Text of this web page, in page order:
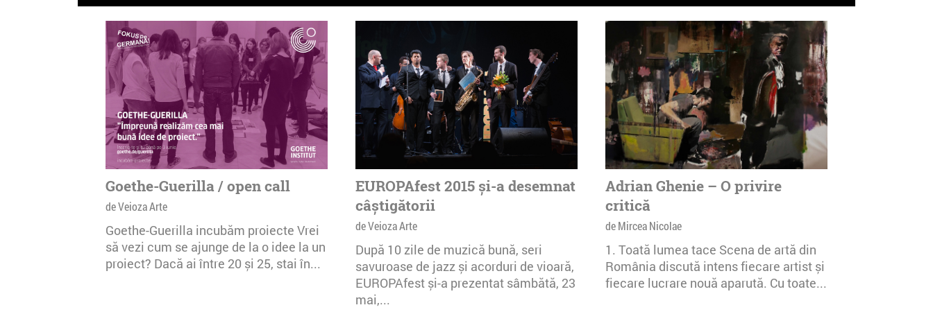
Goethe-Guerilla / open call
de Veioza Arte
Goethe-Guerilla incubăm proiecte Vrei
să vezi cum se ajunge de la o idee la un
proiect? Dacă ai între 20 și 25, stai în...
EUROPAfest 2015 și-a desemnat
câștigătorii
de Veioza Arte
După 10 zile de muzică bună, seri
savuroase de jazz și acorduri de vioară,
EUROPAfest și-a prezentat sâmbătă, 23
mai,...
Adrian Ghenie – O privire
critică
de Mircea Nicolae
1. Toată lumea tace Scena de artă din
România discută intens fiecare artist și
fiecare lucrare nouă aparută. Cu toate...